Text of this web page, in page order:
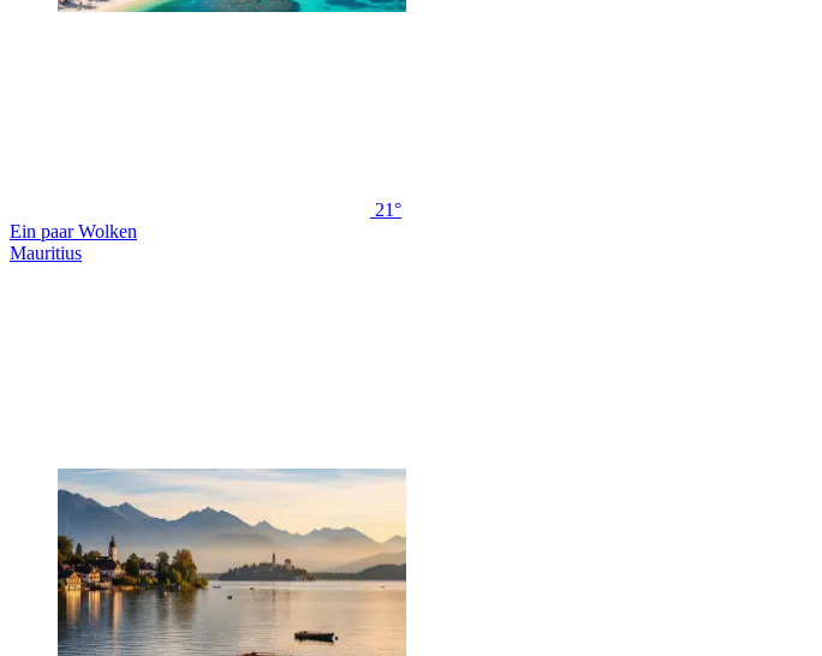
21°
Ein paar Wolken
Mauritius